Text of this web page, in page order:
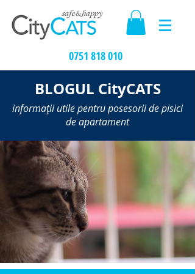
0751 818 010
BLOGUL CityCATS
informații utile pentru posesorii de pisici
de apartament